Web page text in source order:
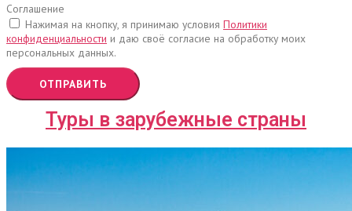
Соглашение
Нажимая на кнопку, я принимаю условия Политики
конфиденциальности и даю своё согласие на обработку моих
персональных данных.
ОТПРАВИТЬ
Туры в зарубежные страны